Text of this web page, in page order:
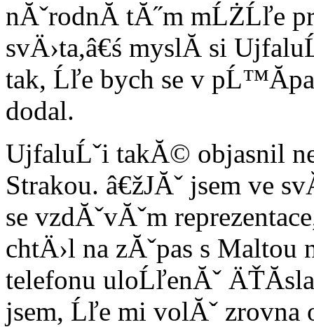
nĂˇrodnĂ­ tĂ˝m mĹŻĹľe
svÄ›ta,â€ś myslĂ­ si
tak, Ĺľe bych se v
dodal.
UjfaluĹˇi takĂ© objasnil
Strakou. â€žJĂˇ jsem ve
se vzdĂˇvĂˇm
chtÄ›l na zĂˇpas s
telefonu uloĹľenĂˇ
jsem, Ĺľe mi volĂˇ zrovna